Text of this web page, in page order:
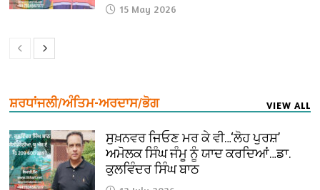
15 May 2026
ਸ਼ਰਧਾਂਜਲੀ/ਅੰਤਿਮ-ਅਰਦਾਸ/ਭੋਗ VIEW ALL
ਸੁਖ਼ਨਵਰ ਜਿਓਣ ਮਰ ਕੇ ਵੀ…‘ਲੋਹ ਪੁਰਸ਼’
ਅਮੋਲਕ ਸਿੰਘ ਜੰਮੂ ਨੂੰ ਯਾਦ ਕਰਦਿਆਂ…ਡਾ.
ਕੁਲਵਿੰਦਰ ਸਿੰਘ ਬਾਠ